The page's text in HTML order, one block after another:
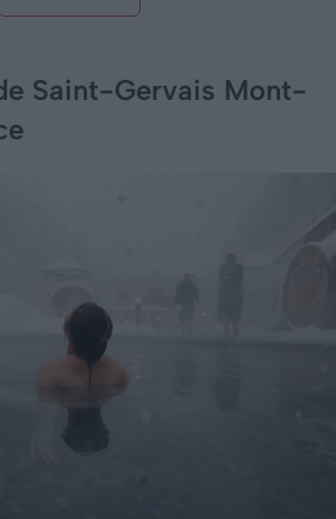
Saint-Gervais Mont-